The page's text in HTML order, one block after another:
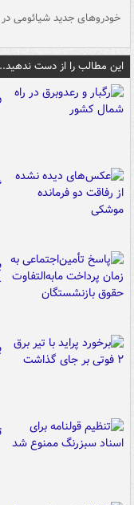
خودروهای جدید شیائومی در
این مطالب را از دست